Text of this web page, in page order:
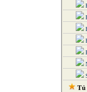
Tủ